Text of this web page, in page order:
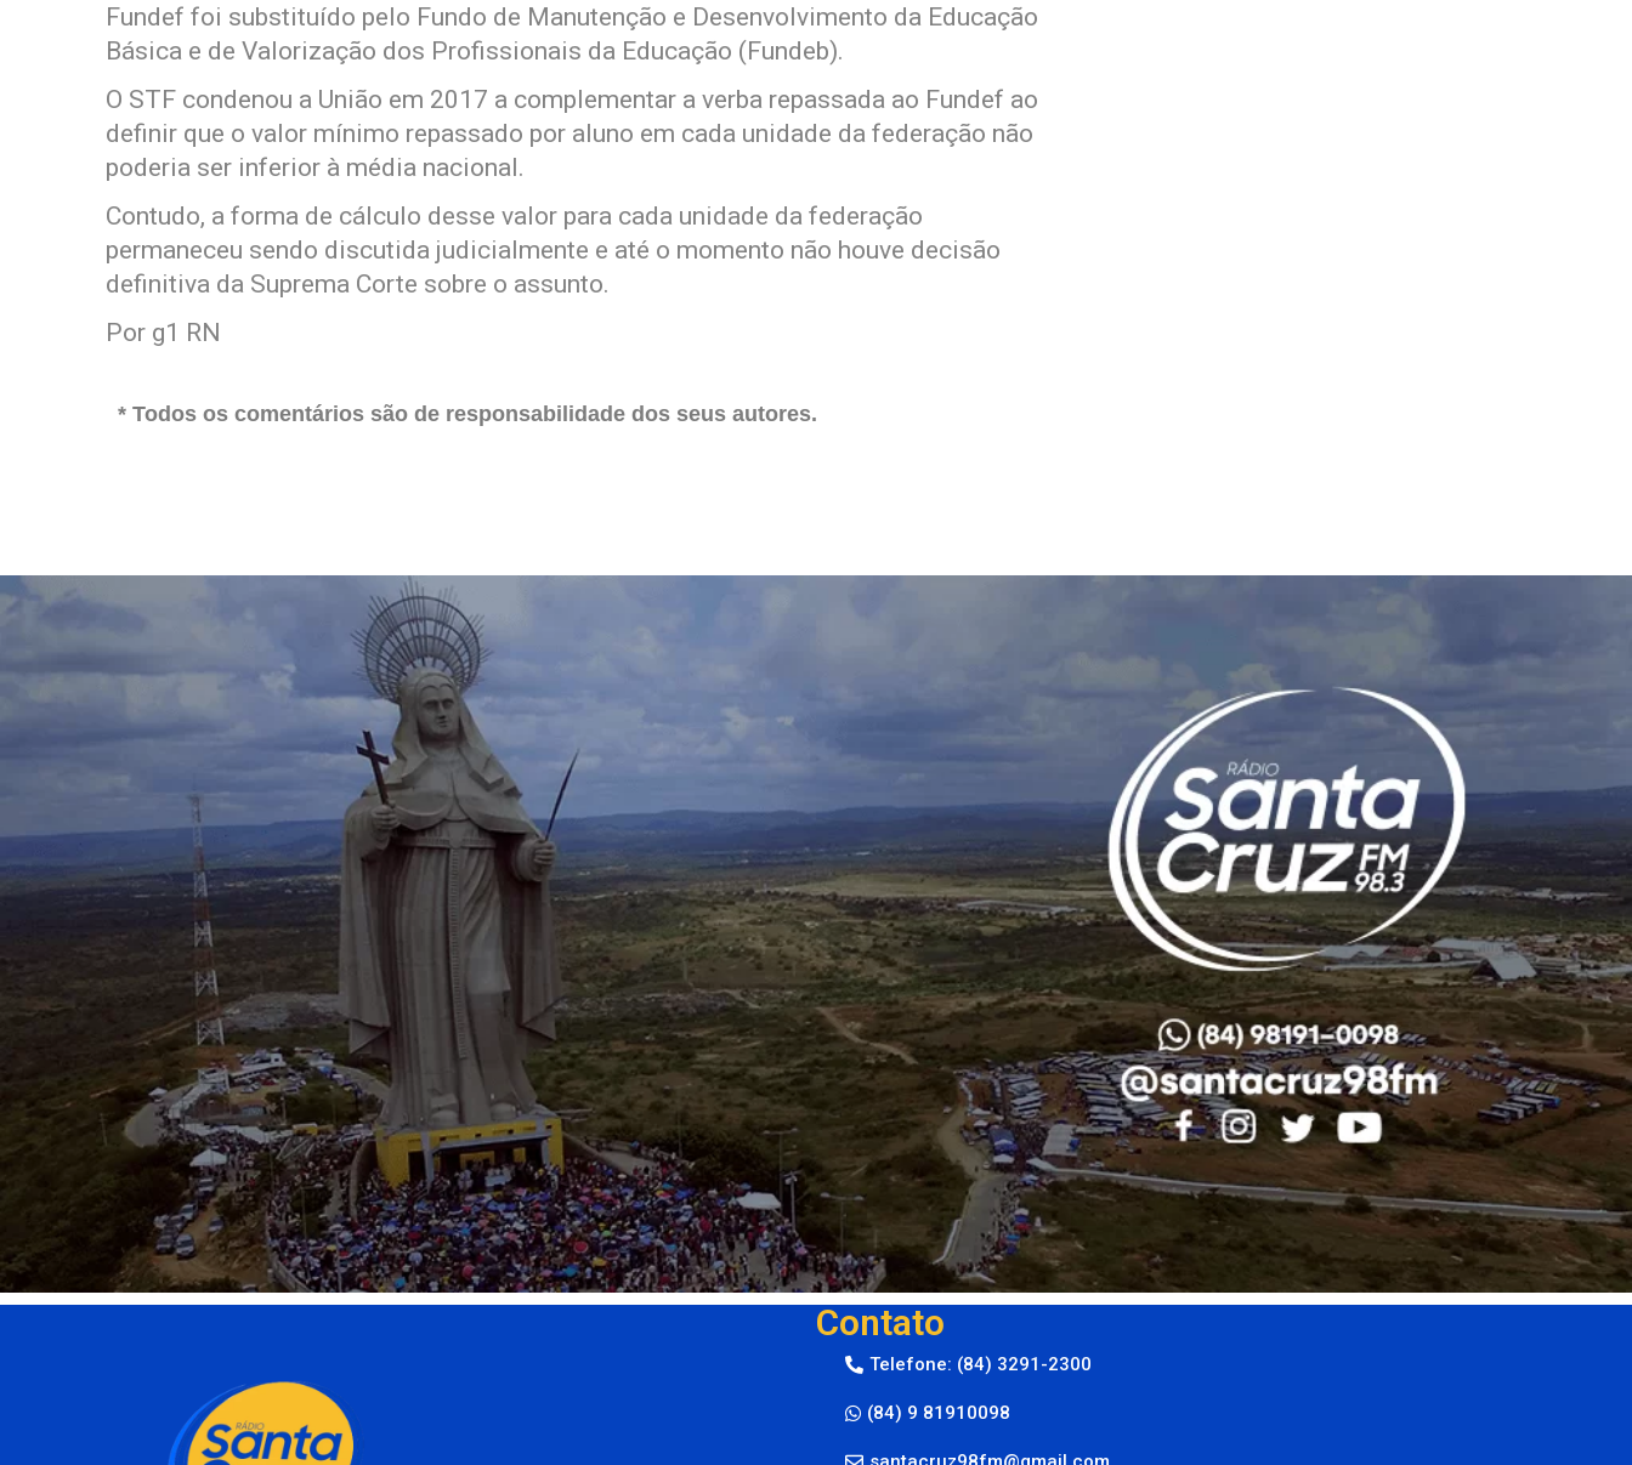
Fundef foi substituído pelo Fundo de Manutenção e Desenvolvimento da Educação
Básica e de Valorização dos Profissionais da Educação (Fundeb).
O STF condenou a União em 2017 a complementar a verba repassada ao Fundef ao
definir que o valor mínimo repassado por aluno em cada unidade da federação não
poderia ser inferior à média nacional.
Contudo, a forma de cálculo desse valor para cada unidade da federação
permaneceu sendo discutida judicialmente e até o momento não houve decisão
definitiva da Suprema Corte sobre o assunto.
Por g1 RN
* Todos os comentários são de responsabilidade dos seus autores.
Contato
Telefone: (84) 3291-2300
(84) 9 81910098